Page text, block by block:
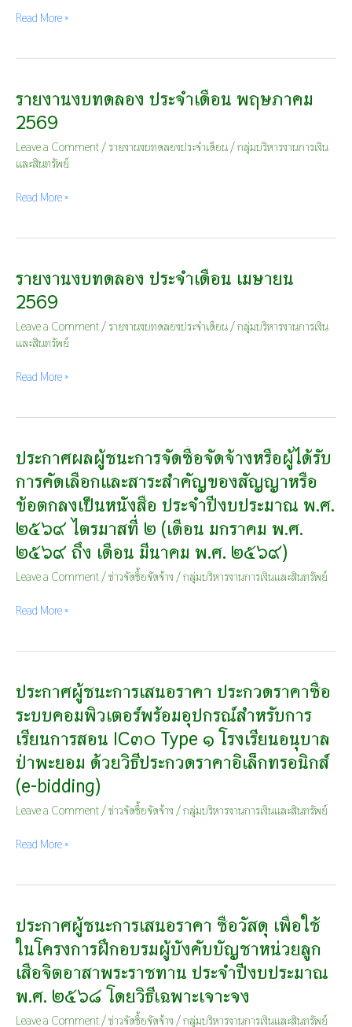
๓
เมษายน
ถึง
เดือน
มิถุนายน
ไฟ
สว่าง
จำนวน
๒
ชุด
เฉพาะ
เจาะจง
Read More »
รายงานงบทดลอง ประจำเดือน พฤษภาคม
2569
Leave a Comment / รายงานงบทดลองประจำเดือน /กลุ่มบริหารงานการเงิน
และสินทรัพย์
รายงาน
ทดลอง
ประจำ
เดือน
2569
Read More »
รายงานงบทดลอง ประจำเดือน เมษายน
2569
Leave a Comment / รายงานงบทดลองประจำเดือน /กลุ่มบริหารงานการเงิน
และสินทรัพย์
รายงาน
ทดลอง
ประจำ
เดือน
2569
Read More »
ประกาศผลผู้ชนะการจัดซื้อจัดจ้างหรือผู้ได้รับ
การคัดเลือกและสาระสำคัญของสัญญาหรือ
ข้อตกลงเป็นหนังสือ ประจำปีงบประมาณ พ.ศ.
๒๕๖๙ ไตรมาสที่ ๒ (เดือน มกราคม พ.ศ.
๒๕๖๙ ถึง เดือน มีนาคม พ.ศ. ๒๕๖๙)
Leave a Comment /ข่าวจัดซื้อจัดจ้าง /กลุ่มบริหารงานการเงินและสินทรัพย์
ประกาศ
ผู้
ชนะ
การ
จัด
ซื้อ
จัด
หรือ
ผู้
รับ
คัด
เลือก
และ
สาระ
สำคัญ
ของ
สัญญา
ข้อ
เป็น
ประจำ
พ.ศ.
๒๕๖๙
ไตรมาส
ที่
๒
(เดือน
มกราคม
Read More »
ประกาศผู้ชนะการเสนอราคา ประกวดราคาซื้อ
ระบบคอมพิวเตอร์พร้อมอุปกรณ์สำหรับการ
เรียนการสอน IC๓๐ Type ๑ โรงเรียนอนุบาล
ป่าพะยอม ด้วยวิธีประกวดราคาอิเล็กทรอนิกส์
(e-bidding)
Leave a Comment /ข่าวจัดซื้อจัดจ้าง /กลุ่มบริหารงานการเงินและสินทรัพย์
ประกาศ
ชนะ
การ
เสนอ
ราคา
ประกวด
ราคา
ระบบ
คอมพิวเตอร์
อุปกรณ์
การ
เรียน
การ
สอน
Type
๑
Read More »
ประกาศผู้ชนะการเสนอราคา ซื้อวัสดุ เพื่อใช้
ในโครงการฝึกอบรมผู้บังคับบัญชาหน่วยลูก
เสือจิตอาสาพระราชทาน ประจำปีงบประมาณ
พ.ศ. ๒๕๖๘ โดยวิธีเฉพาะเจาะจง
Leave a Comment /ข่าวจัดซื้อจัดจ้าง /กลุ่มบริหารงานการเงินและสินทรัพย์
ประกาศ
ผู้
ชนะ
การ
ราคา
ซื้อ